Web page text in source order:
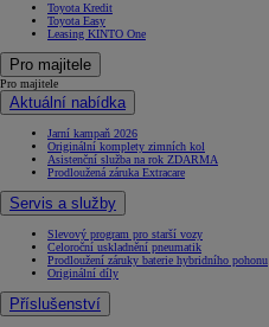
Toyota Kredit
Toyota Easy
Leasing KINTO One
Pro majitele
Pro majitele
Aktuální nabídka
Jarní kampaň 2026
Originální komplety zimních kol
Asistenční služba na rok ZDARMA
Prodloužená záruka Extracare
Servis a služby
Slevový program pro starší vozy
Celoroční uskladnění pneumatik
Prodloužení záruky baterie hybridního pohonu
Originální díly
Příslušenství